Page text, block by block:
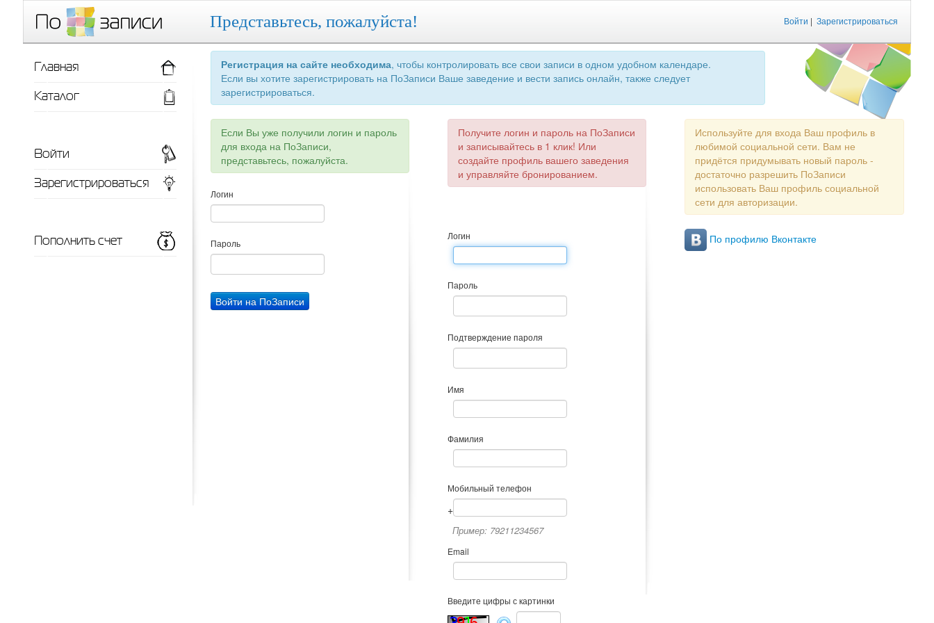
Войти | Зарегистрироваться
Представьтесь, пожалуйста!
Регистрация на сайте необходима, чтобы контролировать все свои записи в одном удобном календаре.
Если вы хотите зарегистрировать на ПоЗаписи Ваше заведение и вести запись онлайн, также следует
зарегистрироваться.
Если Вы уже получили логин и пароль
для входа на ПоЗаписи,
представьтесь, пожалуйста.
Логин
Пароль
Получите логин и пароль на ПоЗаписи
и записывайтесь в 1 клик! Или
создайте профиль вашего заведения
и управляйте бронированием.
Логин
Пароль
Подтверждение пароля
Имя
Фамилия
Мобильный телефон
+
Пример: 79211234567
Email
Введите цифры с картинки
Используйте для входа Ваш профиль в
любимой социальной сети. Вам не
придётся придумывать новый пароль -
достаточно разрешить ПоЗаписи
использовать Ваш профиль социальной
сети для авторизации.
По профилю Вконтакте
Главная
Каталог
Войти
Зарегистрироваться
Пополнить счет